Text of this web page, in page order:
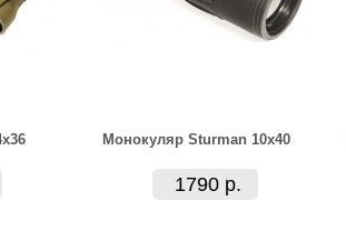
Монокуляр Sturman 10x40
1790 р.